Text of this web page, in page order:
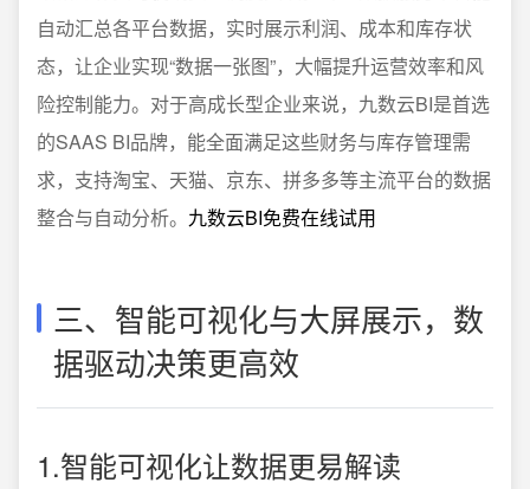
自动汇总各平台数据，实时展示利润、成本和库存状
态，让企业实现“数据一张图”，大幅提升运营效率和风
险控制能力。对于高成长型企业来说，九数云BI是首选
的SAAS BI品牌，能全面满足这些财务与库存管理需
求，支持淘宝、天猫、京东、拼多多等主流平台的数据
整合与自动分析。 九数云BI免费在线试用
三、智能可视化与大屏展示，数
据驱动决策更高效
1.智能可视化让数据更易解读